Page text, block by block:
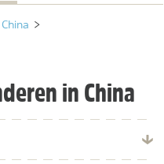
China >
in China